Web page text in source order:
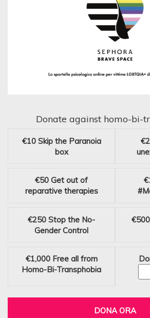
Donate against homo-bi-
€10 Skip the Paranoia
box
€50 Get out of
reparative therapies
€250 Stop the No-
Gender Control
€500
€1,000 Free all from
Homo-Bi-Transphobia
DONA ORA